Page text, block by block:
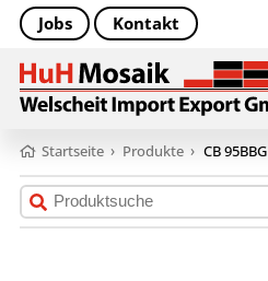
Jobs Kontakt
Startseite › Produkte › CB 95BBG